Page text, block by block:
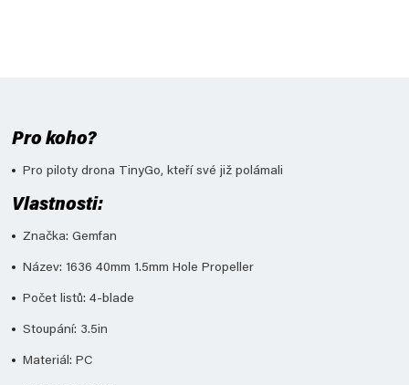
Pro koho?
Pro piloty drona TinyGo, kteří své již polámali
Vlastnosti:
Značka: Gemfan
Název: 1636 40mm 1.5mm Hole Propeller
Počet listů: 4-blade
Stoupání: 3.5in
Materiál: PC